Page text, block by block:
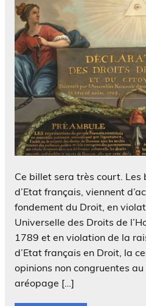
Ce billet sera très court. Les
d’Etat français, viennent
fondement du Droit, en
Universelle des Droits de
1789 et en violation de la
d’Etat français en Droit, la
opinions non congruentes
aréopage […]